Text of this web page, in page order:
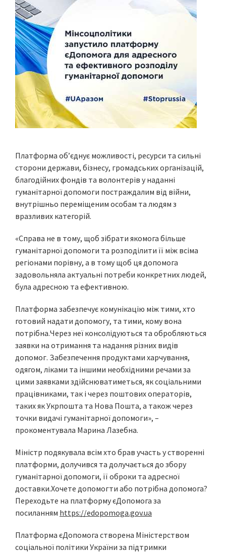
Платформа об’єднує можливості, ресурси та сильні
сторони держави, бізнесу, громадських організацій,
благодійних фондів та волонтерів у наданні
гуманітарної допомоги постраждалим від війни,
внутрішньо переміщеним особам та людям з
вразливих категорій.
«Справа не в тому, щоб зібрати якомога більше
гуманітарної допомоги та розподілити її між всіма
регіонами порівну, а в тому щоб ця допомога
задовольняла актуальні потреби конкретних людей,
була адресною та ефективною.
Платформа забезпечує комунікацію між тими, хто
готовий надати допомогу, та тими, кому вона
потрібна.Через неї консолідуються та обробляються
заявки на отримання та надання різних видів
допомог. Забезпечення продуктами харчування,
одягом, ліками та іншими необхідними речами за
цими заявками здійснюватиметься, як соціальними
працівниками, так і через поштових операторів,
таких як Укрпошта та Нова Пошта, а також через
точки видачі гуманітарної допомоги», –
прокоментувала Марина Лазебна.
Міністр подякувала всім хто брав участь у створенні
платформи, долучився та долучається до збору
гуманітарної допомоги, її оброки та адресної
доставки.Хочете допомогти або потрібна допомога?
Переходьте на платформу єДопомога за
посиланням https://edopomoga.gov.ua
Платформа єДопомога створена Міністерством
соціальної політики України за підтримки